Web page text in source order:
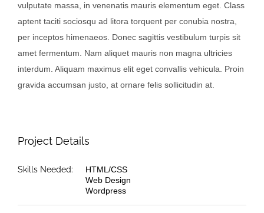
vulputate massa, in venenatis mauris elementum eget. Class
aptent taciti sociosqu ad litora torquent per conubia nostra,
per inceptos himenaeos. Donec sagittis vestibulum turpis sit
amet fermentum. Nam aliquet mauris non magna ultricies
interdum. Aliquam maximus elit eget convallis vehicula. Proin
gravida accumsan justo, at ornare felis sollicitudin at.
Project Details
Skills Needed:
HTML/CSS
Web Design
Wordpress